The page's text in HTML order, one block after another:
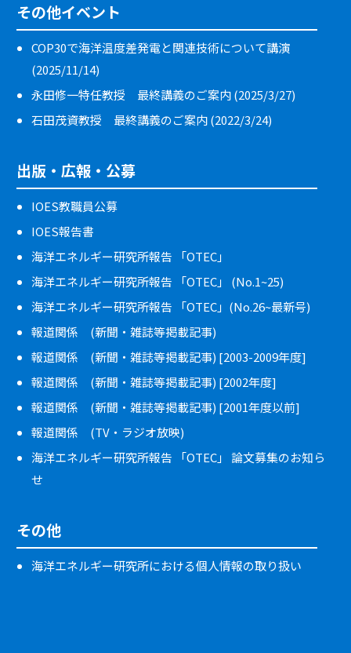
その他イベント
COP30で海洋温度差発電と関連技術について講演
(2025/11/14)
永田修一特任教授 最終講義のご案内 (2025/3/27)
石田茂資教授 最終講義のご案内 (2022/3/24)
出版・広報・公募
IOES教職員公募
IOES報告書
海洋エネルギー研究所報告 「OTEC」
海洋エネルギー研究所報告 「OTEC」 (No.1~25)
海洋エネルギー研究所報告 「OTEC」(No.26~最新号)
報道関係 (新聞・雑誌等掲載記事)
報道関係 (新聞・雑誌等掲載記事) [2003-2009年度]
報道関係 (新聞・雑誌等掲載記事) [2002年度]
報道関係 (新聞・雑誌等掲載記事) [2001年度以前]
報道関係 (TV・ラジオ放映)
海洋エネルギー研究所報告 「OTEC」 論文募集のお知ら
せ
その他
海洋エネルギー研究所における個人情報の取り扱い